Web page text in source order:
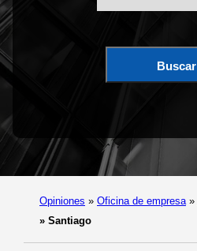
Buscar
Opiniones » Oficina de empresa »
» Santiago